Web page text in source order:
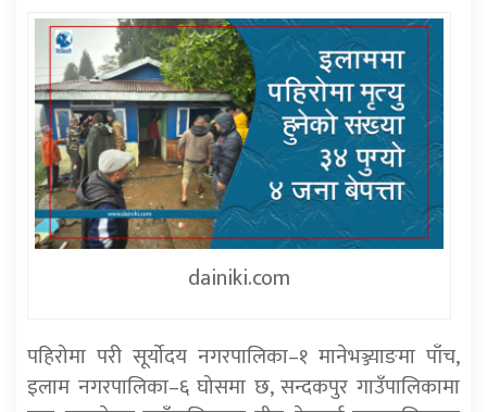
dainiki.com
पहिरोमा परी सूर्याेदय नगरपालिका–१ मानेभञ्ज्याङमा पाँच,
इलाम नगरपालिका–६ घोसमा छ, सन्दकपुर गाउँपालिकामा